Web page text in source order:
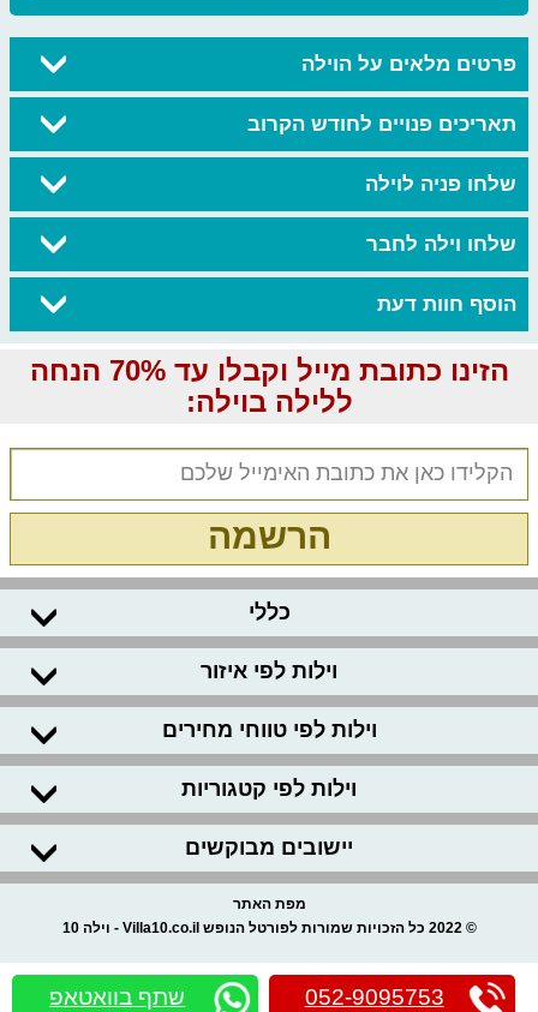
פרטים מלאים על הוילה
תאריכים פנויים לחודש הקרוב
שלחו פניה לוילה
שלחו וילה לחבר
הוסף חוות דעת
הזינו כתובת מייל וקבלו עד 70% הנחה
ללילה בוילה:
הרשמה
כללי
וילות לפי איזור
וילות לפי טווחי מחירים
וילות לפי קטגוריות
יישובים מבוקשים
מפת האתר
© 2022 כל הזכויות שמורות לפורטל הנופש Villa10.co.il - וילה 10
052-9095753 שתף בוואטאפ